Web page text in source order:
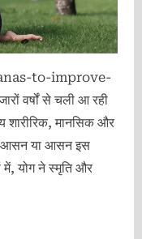
to-improve-
वर्षों से चली आ रही
शारीरिक, मानसिक और
आसन या आसन इस
योग ने स्मृति और